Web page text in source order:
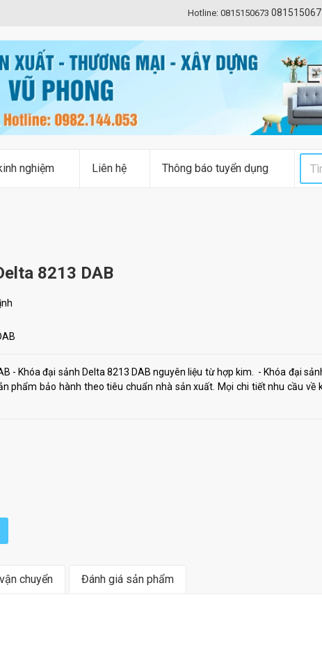
Hotline: 0815150673
nghiệm Liên hệ Thông báo tuyển dụng
8213 DAB
- Khóa đại sảnh Delta 8213 DAB nguyên liệu từ hợp kim. - Khóa đại
phẩm bảo hành theo tiêu chuẩn nhà sản xuất. Mọi chi tiết nhu cầu về
chuyển Đánh giá sản phẩm